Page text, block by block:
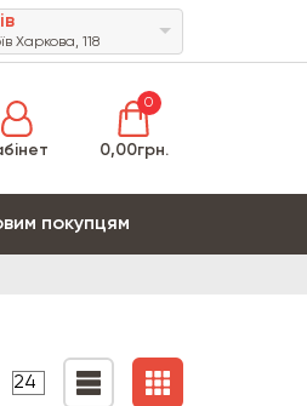
Харкова, 118
0
0,00грн.
покупцям